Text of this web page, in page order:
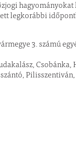
hagyományokat
legkorábbi
3. számú
Csobánka,